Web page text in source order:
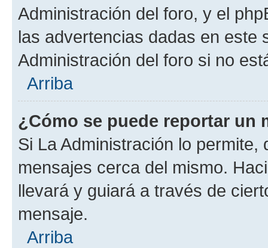
Administración del foro, y el
las advertencias dadas en este
Administración del foro si no
Arriba
¿Cómo se puede reportar un
Si La Administración lo
mensajes cerca del mismo.
llevará y guiará a través de
mensaje.
Arriba